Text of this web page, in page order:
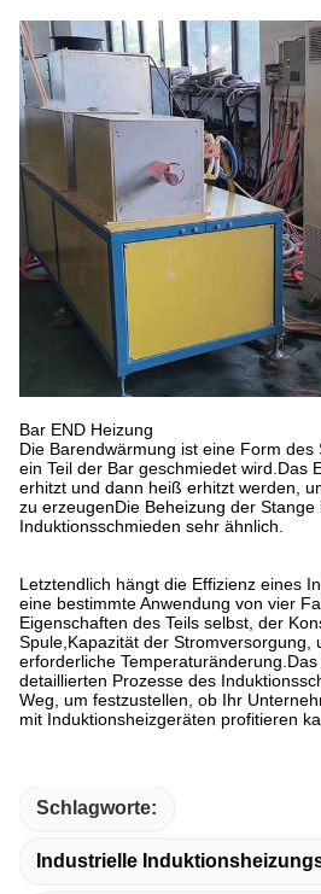
Bar END Heizung
Die Barendwärmung ist eine Form
ein Teil der Bar geschmiedet wird.Das
erhitzt und dann heiß erhitzt werden,
zu erzeugenDie Beheizung der Stange
Induktionsschmieden sehr ähnlich.
Letztendlich hängt die Effizienz eines
eine bestimmte Anwendung von vier
Eigenschaften des Teils selbst, der
Spule,Kapazität der Stromversorgung,
erforderliche
detaillierten Prozesse des
Weg, um festzustellen, ob Ihr
mit Induktionsheizgeräten profitieren
Schlagworte:
Industrielle